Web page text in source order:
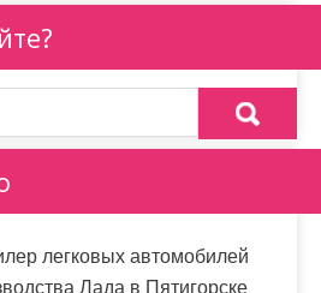
легковых автомобилей
Лада в Пятигорске